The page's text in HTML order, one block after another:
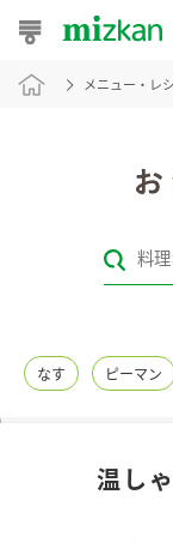
おうちレシ
レシピカテゴリ
レシピ名特集
商品情報
メニュー・レ
なす ピーマン
温し